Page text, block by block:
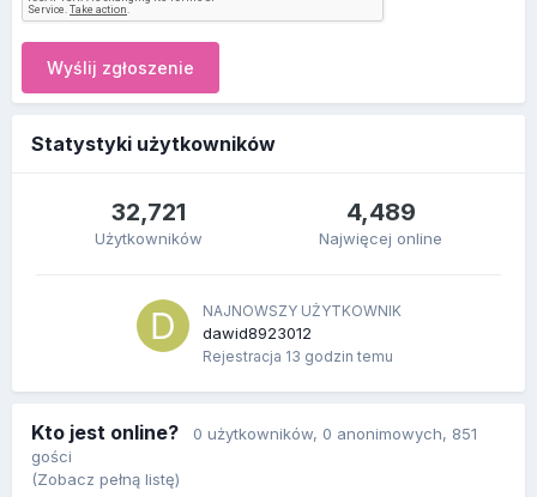
Wyślij zgłoszenie
Statystyki użytkowników
32,721
Użytkowników
4,489
Najwięcej online
NAJNOWSZY UŻYTKOWNIK
dawid8923012
Rejestracja 13 godzin temu
Kto jest online? 0 użytkowników, 0 anonimowych, 851
gości
(Zobacz pełną listę)